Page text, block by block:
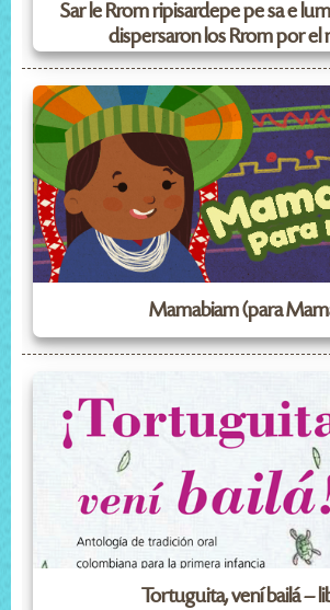
Sar le Rrom ripisardepe pe sa e
dispersaron los Rrom por el
Mamabiam (para
Tortuguita, vení bailá –